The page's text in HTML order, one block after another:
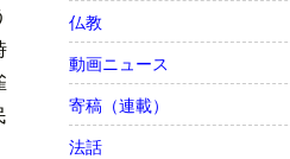
仏教
動画ニュース
寄稿（連載）
法話